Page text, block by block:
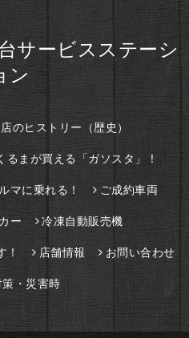
サービスステーシ
ン
のヒストリー（歴史）
るまが買える「ガソスタ」！
マに乗れる！ ご成約車両
ー 冷凍自動販売機
！ 店舗情報 お問い合わせ
・災害時